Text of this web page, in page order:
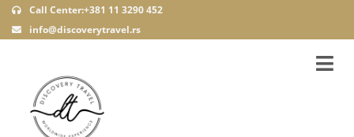
Call Center:+381 11 3290 452
info@discoverytravel.rs